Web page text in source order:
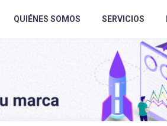
QUIÉNES SOMOS SERVICIOS